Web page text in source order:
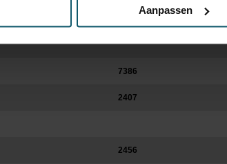
Aanpassen
7386
2407
2456